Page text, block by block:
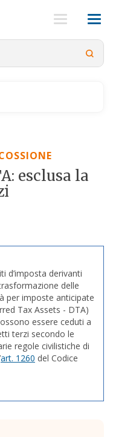
esclusa la
d’imposta derivanti
delle
per imposte anticipate
Tax Assets - DTA)
essere ceduti a
terzi secondo le
regole civilistiche di
art. 1260 del Codice